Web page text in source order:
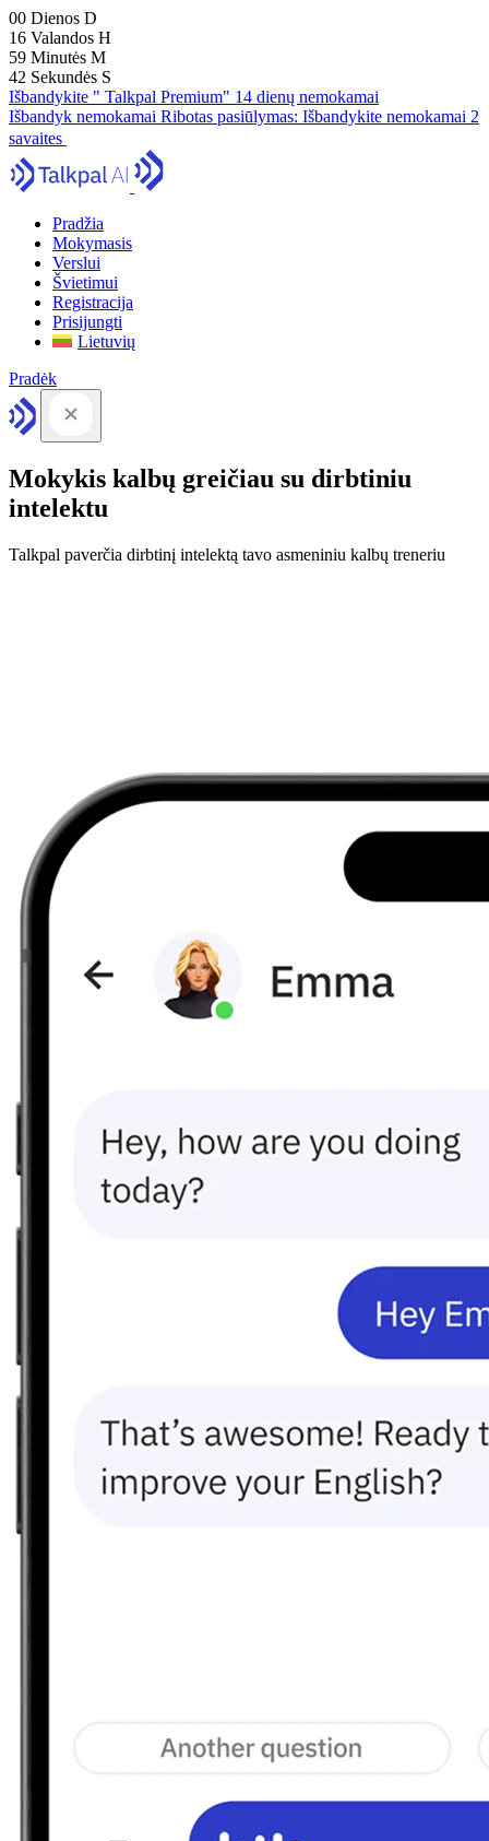
00 Dienos D
16 Valandos H
59 Minutės M
41 Sekundės S
Išbandykite " Talkpal Premium" 14 dienų nemokamai
Išbandyk nemokamai Ribotas pasiūlymas: Išbandykite nemokamai 2
savaites
Pradžia
Mokymasis
Verslui
Švietimui
Registracija
Prisijungti
Lietuvių
Pradėk
Mokykis kalbų greičiau su dirbtiniu
intelektu
Talkpal paverčia dirbtinį intelektą tavo asmeniniu kalbų treneriu